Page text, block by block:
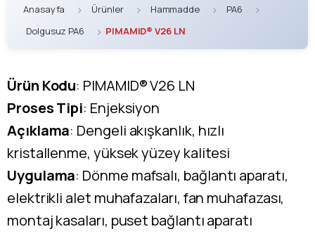
Anasayfa Ürünler Hammadde
PA6
Dolgusuz PA6
PIMAMID® V26 LN
Ürün Kodu: PIMAMID® V26 LN
Proses Tipi: Enjeksiyon
Açıklama: Dengeli akışkanlık, hızlı
kristallenme, yüksek yüzey kalitesi
Uygulama: Dönme mafsalı, bağlantı aparatı,
elektrikli alet muhafazaları, fan muhafazası,
montaj kasaları, puset bağlantı aparatı